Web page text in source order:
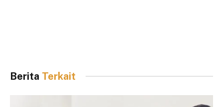
Berita Terkait